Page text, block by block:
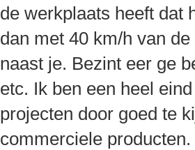
de werkplaats heeft dat
dan met 40 km/h van
naast je. Bezint eer ge
etc. Ik ben een heel
projecten door goed te
commerciele